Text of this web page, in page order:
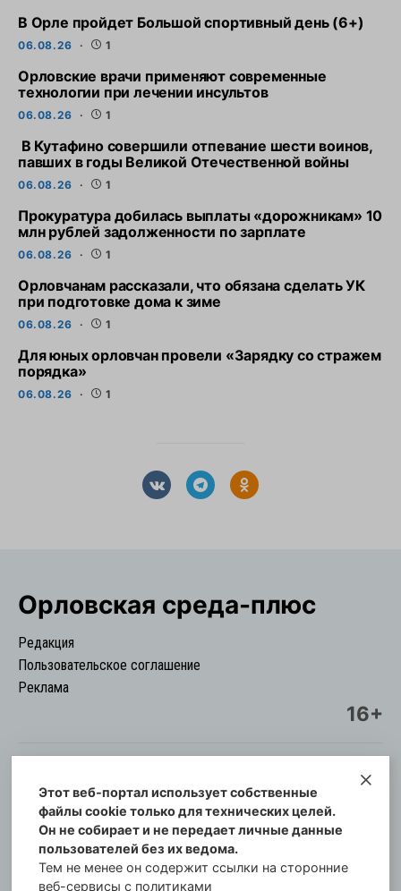
В Орле пройдет Большой спортивный день (6+)
06.08.26 1
Орловские врачи применяют современные
технологии при лечении инсультов
06.08.26 1
В Кутафино совершили отпевание шести воинов,
павших в годы Великой Отечественной войны
06.08.26 1
Прокуратура добилась выплаты «дорожникам» 10
млн рублей задолженности по зарплате
06.08.26 1
Орловчанам рассказали, что обязана сделать УК
при подготовке дома к зиме
06.08.26 1
Для юных орловчан провели «Зарядку со стражем
порядка»
06.08.26 1
Орловская cреда-плюс
Редакция
Пользовательское соглашение
Реклама
16+
© Информационный городской портал
Орловская cреда-плюс, 2021-2026
Свидетельство о регистрации СМИ: ПИ №57-
00254 от 29 октября 2013 г.
Газета зарегистрирована Управлением
Этот веб-портал использует собственные
файлы cookie только для технических целей.
Он не собирает и не передает личные данные
пользователей без их ведома.
Тем не менее он содержит ссылки на сторонние
веб-сервисы с политиками